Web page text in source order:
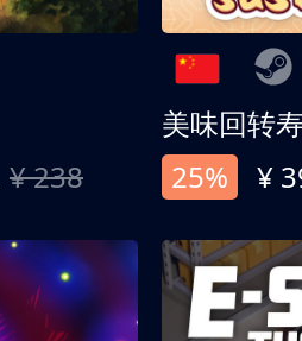
¥ 238
美味回转
25%
¥